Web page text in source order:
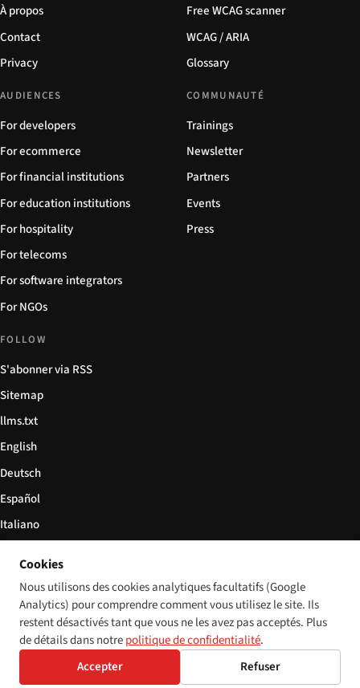
À propos
Contact
Privacy
Free WCAG scanner
WCAG / ARIA
Glossary
AUDIENCES
For developers
For ecommerce
For financial institutions
For education institutions
For hospitality
For telecoms
For software integrators
For NGOs
COMMUNAUTÉ
Trainings
Newsletter
Partners
Events
Press
FOLLOW
S'abonner via RSS
Sitemap
llms.txt
English
Deutsch
Español
Italiano
© 2026 Disability World. Tous droits réservés. Cookie settings
DeutschEspañol 简体中文Polski
Cookies
Nous utilisons des cookies analytiques facultatifs (Google
Analytics) pour comprendre comment vous utilisez le site. Ils
restent désactivés tant que vous ne les avez pas acceptés. Plus
de détails dans notrepolitique de confidentialité.
Accepter
Refuser